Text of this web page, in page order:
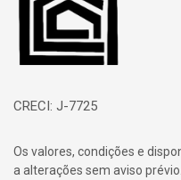
CRECI: J-7725
Os valores, condições e
a alterações sem aviso prévio.